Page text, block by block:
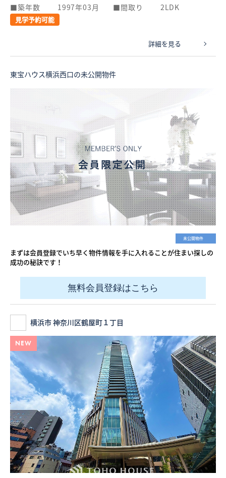
築年数
1997年03月 間取り 2LDK
見学予約可能
詳細を見る
東宝ハウス横浜西口の未公開物件
未公開物件
まずは会員登録でいち早く物件情報を手に入れることが住まい探しの
成功の秘訣です！
無料会員登録はこちら
横浜市 神奈川区鶴屋町１丁目
NEW